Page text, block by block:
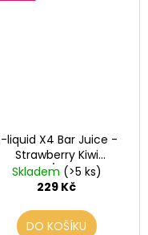
liquid X4 Bar Juice -
Strawberry Kiwi
10ml/20mg
Skladem (>5 ks)
229 Kč
DO KOŠÍKU